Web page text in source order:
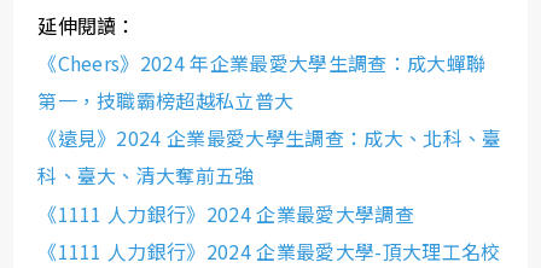
延伸閱讀：
《Cheers》2024 年企業最愛大學生調查：成大蟬聯
第一，技職霸榜超越私立普大
《遠見》2024 企業最愛大學生調查：成大、北科、臺
科、臺大、清大奪前五強
《1111 人力銀行》2024 企業最愛大學調查
《1111 人力銀行》2024 企業最愛大學-頂大理工名校